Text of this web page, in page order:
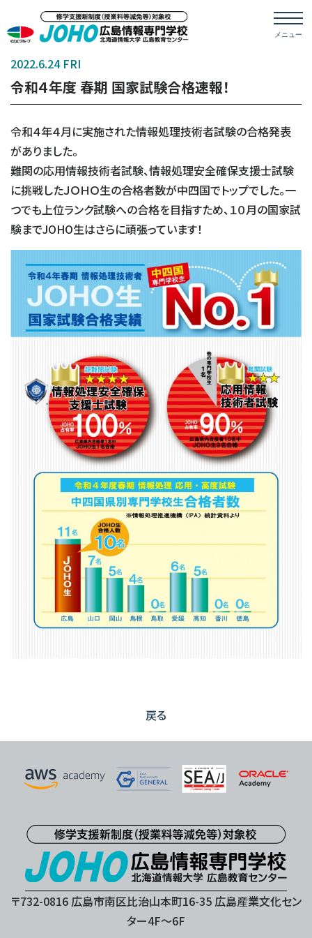
2022.6.24 FRI
令和４年度 春期 国家試験合格速報！
令和４年４月に実施された情報処理技術者試験の合格発表
がありました。
難関の応用情報技術者試験、情報処理安全確保支援士試験
に挑戦したＪＯＨＯ生の合格者数が中四国でトップでした。一
つでも上位ランク試験への合格を目指すため、１０月の国家試
験までJOHO生はさらに頑張っています！
戻る
〒732-0816 広島市南区比治山本町16-35 広島産業文化セン
ター4F〜6F